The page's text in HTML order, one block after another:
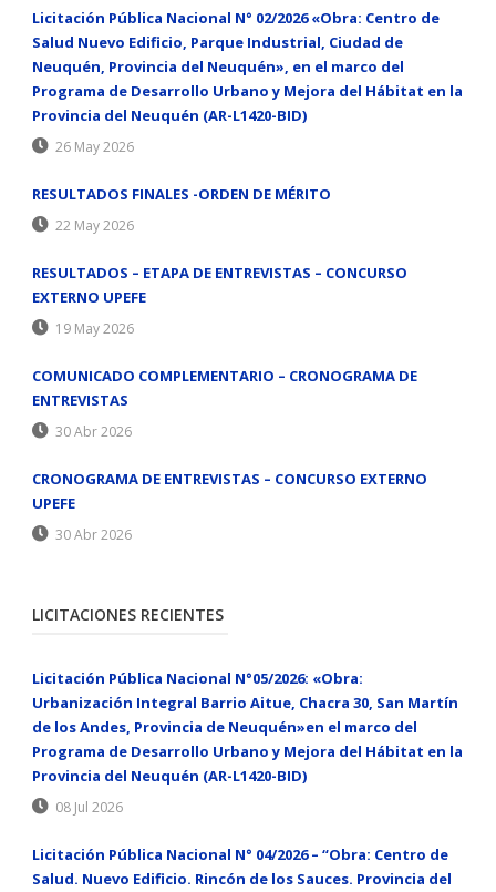
Licitación Pública Nacional N° 02/2026 «Obra: Centro de
Salud Nuevo Edificio, Parque Industrial, Ciudad de
Neuquén, Provincia del Neuquén», en el marco del
Programa de Desarrollo Urbano y Mejora del Hábitat en la
Provincia del Neuquén (AR-L1420-BID)
26 May 2026
RESULTADOS FINALES -ORDEN DE MÉRITO
22 May 2026
RESULTADOS – ETAPA DE ENTREVISTAS – CONCURSO
EXTERNO UPEFE
19 May 2026
COMUNICADO COMPLEMENTARIO – CRONOGRAMA DE
ENTREVISTAS
30 Abr 2026
CRONOGRAMA DE ENTREVISTAS – CONCURSO EXTERNO
UPEFE
30 Abr 2026
LICITACIONES RECIENTES
Licitación Pública Nacional N°05/2026: «Obra:
Urbanización Integral Barrio Aitue, Chacra 30, San Martín
de los Andes, Provincia de Neuquén»en el marco del
Programa de Desarrollo Urbano y Mejora del Hábitat en la
Provincia del Neuquén (AR-L1420-BID)
08 Jul 2026
Licitación Pública Nacional N° 04/2026 – “Obra: Centro de
Salud. Nuevo Edificio. Rincón de los Sauces. Provincia del